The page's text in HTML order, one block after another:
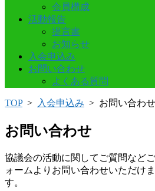
会員構成
活動報告
提言書
お知らせ
入会申込み
お問い合わせ
よくある質問
TOP> 入会申込み > お問い合わせ
お問い合わせ
協議会の活動に関してご質問など
ォームよりお問い合わせいただけ
す。